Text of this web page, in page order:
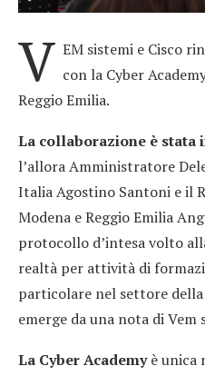
V EM sistemi e Cisco
con la Cyber
Reggio Emilia.
La collaborazione è stata
l’allora Amministratore
Italia Agostino Santoni e il
Modena e Reggio Emilia
protocollo d’intesa volto
realtà per attività di
particolare nel settore
emerge da una nota di Vem
La Cyber Academyè unica